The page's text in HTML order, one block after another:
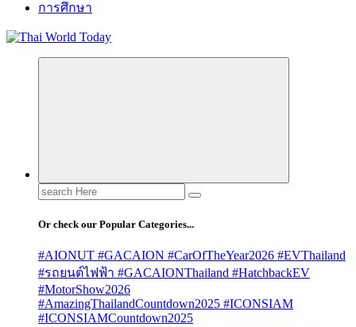
การศึกษา
Search
for:
Or check our Popular Categories...
#AIONUT #GACAION #CarOfTheYear2026 #EVThailand
#รถยนต์ไฟฟ้า #GACAIONThailand #HatchbackEV
#MotorShow2026
#AmazingThailandCountdown2025 #ICONSIAM
#ICONSIAMCountdown2025